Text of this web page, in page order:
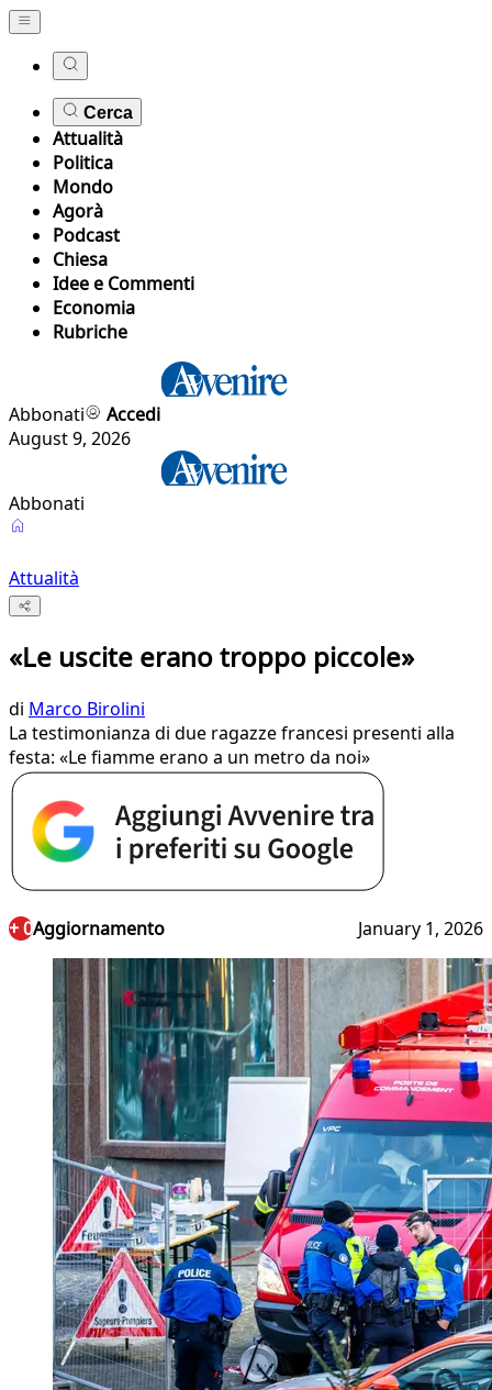
Cerca
Attualità
Politica
Mondo
Agorà
Podcast
Chiesa
Idee e Commenti
Economia
Rubriche
Abbonati
Accedi
August 9, 2026
Abbonati
Attualità
«Le uscite erano troppo piccole»
di Marco Birolini
La testimonianza di due ragazze francesi presenti alla
festa: «Le fiamme erano a un metro da noi»
+ 0Aggiornamento January 1, 2026